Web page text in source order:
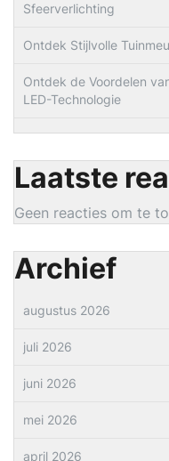
Sfeerverlichting
Ontdek Stijlvolle
Ontdek de Voordelen
LED-Technologie
Laatste
Geen reacties om te
Archief
augustus 2026
juli 2026
juni 2026
mei 2026
april 2026